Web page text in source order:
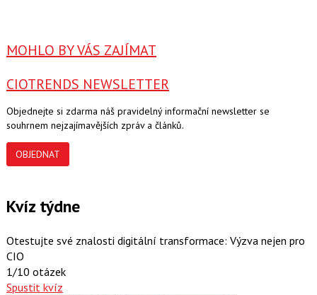
MOHLO BY VÁS ZAJÍMAT
CIOTRENDS NEWSLETTER
Objednejte si zdarma náš pravidelný informační newsletter se
souhrnem nejzajímavějších zpráv a článků.
OBJEDNAT
Kvíz týdne
Otestujte své znalosti digitální transformace: Výzva nejen pro
CIO
1/10 otázek
Spustit kvíz